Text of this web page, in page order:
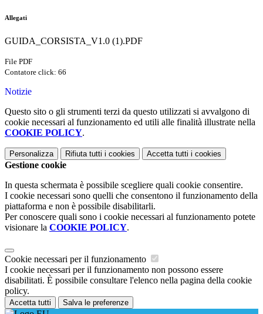
Allegati
GUIDA_CORSISTA_V1.0 (1).PDF
File PDF
Contatore click: 66
Notizie
Questo sito o gli strumenti terzi da questo utilizzati si avvalgono di
cookie necessari al funzionamento ed utili alle finalità illustrate nella
COOKIE POLICY.
Personalizza Rifiuta tutti i cookies Accetta tutti i cookies
Gestione cookie
In questa schermata è possibile scegliere quali cookie consentire.
I cookie necessari sono quelli che consentono il funzionamento della
piattaforma e non è possibile disabilitarli.
Per conoscere quali sono i cookie necessari al funzionamento potete
visionare la COOKIE POLICY.
Cookie necessari per il funzionamento
I cookie necessari per il funzionamento non possono essere
disabilitati. È possibile consultare l'elenco nella pagina della cookie
policy.
Accetta tutti Salva le preferenze